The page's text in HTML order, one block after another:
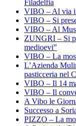
Filadelfia
VIBO – Al via il
VIBO – Si
VIBO – Al
ZUNGRI – Si
medioevi”
VIBO – La
L’Azienda
pasticceria nel
VIBO – Il 14
VIBO – Il
A Vibo le
Successo a
PIZZO – La